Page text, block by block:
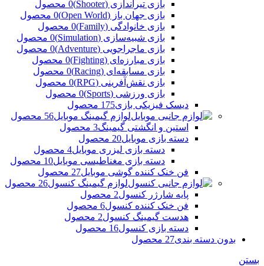
بازی تیراندازی (Shooter)
0 محصول
بازی جهان باز (Open World)
0 محصول
بازی خانوادگی (Family)
0 محصول
بازی شبیه‌سازی (Simulation)
0 محصول
بازی ماجراجویی (Adventure)
0 محصول
بازی مبارزه‌ای (Fighting)
0 محصول
بازی مسابقه‌ای (Racing)
0 محصول
بازی نقش‌آفرینی (RPG)
0 محصول
بازی ورزشی (Sports)
0 محصول
دیسک فیزیکی بازی175 محصول
لوازم گیمینگ موبایل56 محصول
استین و انگشتی گیمینگ3 محصول
دسته بازی موبایل20 محصول
دسته بازی لیزری موبایل4 محصول
دسته بازی مغناطیسی موبایل10 محصول
فن خنک کننده گوشی موبایل27 محصول
لوازم گیمینگ کنسول26 محصول
پایه شارژر کنسول2 محصول
فن خنک کننده کنسول6 محصول
هدست گیمینگ کنسول2 محصول
دسته بازی کنسول16 محصول
بدون دسته بندی27 محصول
بستن